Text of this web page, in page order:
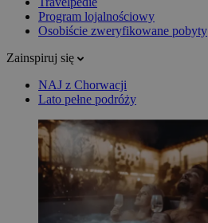
Program lojalnościowy
Osobiście zweryfikowane pobyty
Zainspiruj się
NAJ z Chorwacji
Lato pełne podróży